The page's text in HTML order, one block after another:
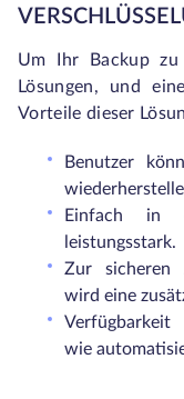
Um Ihr Backup
Lösungen, und
Vorteile dieser
Benutzer
Einfach in
leistungsstark.
Zur sicheren
wird eine
Verfügbarkeit
wie